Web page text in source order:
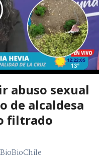
abuso sexual
de alcaldesa
filtrado